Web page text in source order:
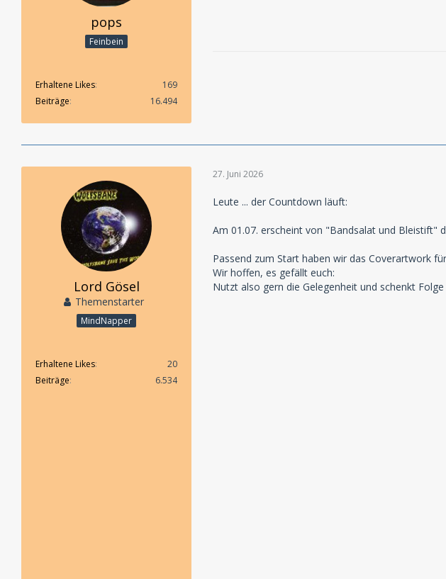
pops
Feinbein
Erhaltene Likes
169
Beiträge
16.494
Lord Gösel
Themenstarter
MindNapper
Erhaltene Likes
20
Beiträge
6.534
27. Juni 2026
Leute ... der Countdown läuft:
Am 01.07. erscheint von "Bandsalat und Bleistift"
Passend zum Start haben wir das Coverartwork
Wir hoffen, es gefällt euch:
Nutzt also gern die Gelegenheit und schenkt